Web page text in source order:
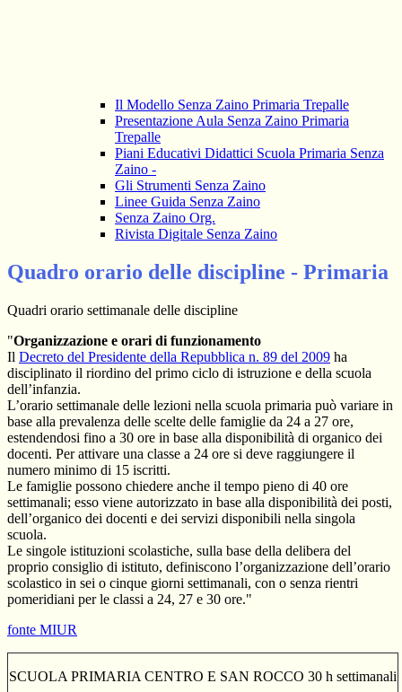
Il Modello Senza Zaino Primaria Trepalle
Presentazione Aula Senza Zaino Primaria
Trepalle
Piani Educativi Didattici Scuola Primaria Senza
Zaino -
Gli Strumenti Senza Zaino
Linee Guida Senza Zaino
Senza Zaino Org.
Rivista Digitale Senza Zaino
Quadro orario delle discipline - Primaria
Quadri orario settimanale delle discipline
"Organizzazione e orari di funzionamento
Il Decreto del Presidente della Repubblica n. 89 del 2009 ha
disciplinato il riordino del primo ciclo di istruzione e della scuola
dell’infanzia.
L’orario settimanale delle lezioni nella scuola primaria può variare in
base alla prevalenza delle scelte delle famiglie da 24 a 27 ore,
estendendosi fino a 30 ore in base alla disponibilità di organico dei
docenti. Per attivare una classe a 24 ore si deve raggiungere il
numero minimo di 15 iscritti.
Le famiglie possono chiedere anche il tempo pieno di 40 ore
settimanali; esso viene autorizzato in base alla disponibilità dei posti,
dell’organico dei docenti e dei servizi disponibili nella singola
scuola.
Le singole istituzioni scolastiche, sulla base della delibera del
proprio consiglio di istituto, definiscono l’organizzazione dell’orario
scolastico in sei o cinque giorni settimanali, con o senza rientri
pomeridiani per le classi a 24, 27 e 30 ore."
fonte MIUR
SCUOLA PRIMARIA CENTRO E SAN ROCCO 30 h settimanali